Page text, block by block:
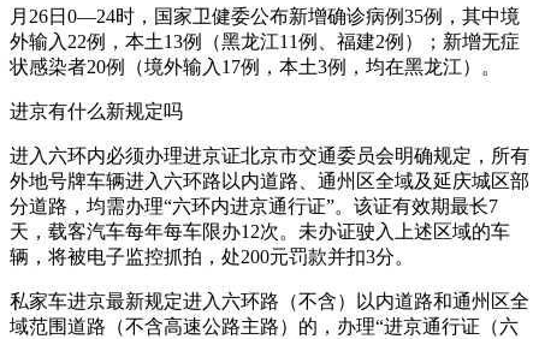
月26日0—24时，国家卫健委公布新增确诊病例35例，其中境
外输入22例，本土13例（黑龙江11例、福建2例）；新增无症
状感染者20例（境外输入17例，本土3例，均在黑龙江）。
进京有什么新规定吗
进入六环内必须办理进京证北京市交通委员会明确规定，所有
外地号牌车辆进入六环路以内道路、通州区全域及延庆城区部
分道路，均需办理“六环内进京通行证”。该证有效期最长7
天，载客汽车每年每车限办12次。未办证驶入上述区域的车
辆，将被电子监控抓拍，处200元罚款并扣3分。
私家车进京最新规定进入六环路（不含）以内道路和通州区全
域范围道路（不含高速公路主路）的，办理“进京通行证（六